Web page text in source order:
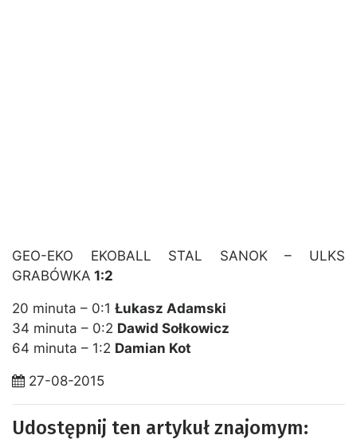
GEO-EKO EKOBALL STAL SANOK – ULKS
GRABÓWKA 1:2
20 minuta – 0:1 Łukasz Adamski
34 minuta – 0:2 Dawid Sołkowicz
64 minuta – 1:2 Damian Kot
27-08-2015
Udostępnij ten artykuł znajomym: